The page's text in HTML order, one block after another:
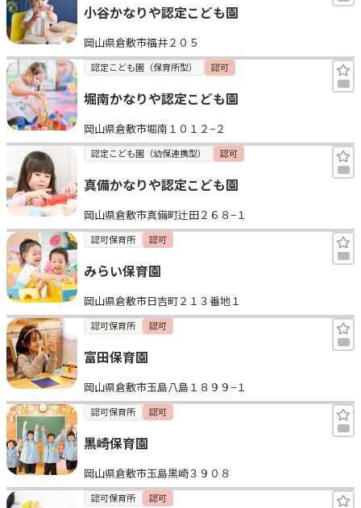
小谷かなりや認定こども園
岡山県倉敷市福井２０５
認定こども園（保育所型） 認可
堀南かなりや認定こども園
岡山県倉敷市堀南１０１２−２
認定こども園（幼保連携型） 認可
真備かなりや認定こども園
岡山県倉敷市真備町辻田２６８−１
認可保育所 認可
みらい保育園
岡山県倉敷市日吉町２１３番地１
認可保育所 認可
富田保育園
岡山県倉敷市玉島八島１８９９−１
認可保育所 認可
黒崎保育園
岡山県倉敷市玉島黒崎３９０８
認可保育所 認可